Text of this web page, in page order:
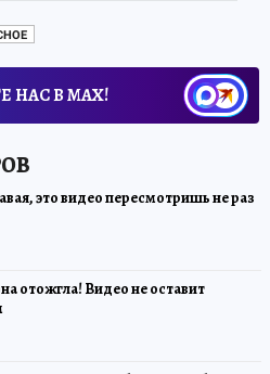
НАС В МАХ!
это видео пересмотришь не раз
отожгла! Видео не оставит